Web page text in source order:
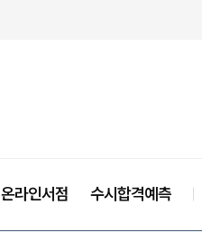
온라인서점 수시합격예측